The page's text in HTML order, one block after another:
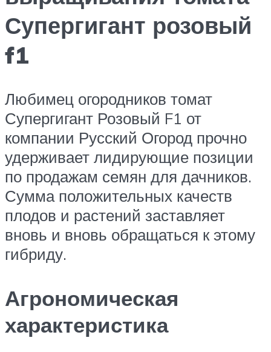
Супергигант розовый
f1
Любимец огородников томат
Супергигант Розовый F1 от
компании Русский Огород прочно
удерживает лидирующие позиции
по продажам семян для дачников.
Сумма положительных качеств
плодов и растений заставляет
вновь и вновь обращаться к этому
гибриду.
Агрономическая
характеристика